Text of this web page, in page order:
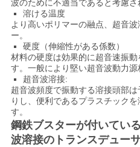
ー
ポ
リ
シ
ー
波のために不適当であると考慮さ
溶ける温度
より高いポリマーの融点、超音
ー。
硬度（伸縮性がある係数）
材料の硬度は効果的に超音速振
す。一般により堅い超音波動力源
超音波溶接:
超音波頻度で振動する溶接頭部
りし、便利であるプラスチック
す。
鋼鉄ブスターが付いてい
波溶接のトランスデュー